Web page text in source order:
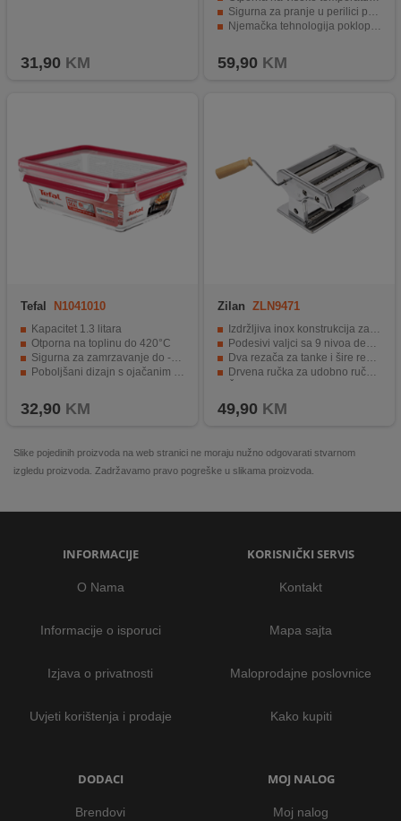
31,90 KM
Sigurna za pranje u perilici posuđa.
Njemačka tehnologija poklopca za zatvaranje.
59,90 KM
Tefal N1041010
Kapacitet 1.3 litara
Otporna na toplinu do 420°C
Sigurna za zamrzavanje do -40°C
Poboljšani dizajn s ojačanim rubom
32,90 KM
Zilan ZLN9471
Izdržljiva inox konstrukcija za dugotrajnu upotrebu
Podesivi valjci sa 9 nivoa debljine tijesta
Dva rezača za tanke i šire rezance
Drvena ručka za udobno ručno upravljanje
49,90 KM
Slike pojedinih proizvoda na web stranici ne moraju nužno odgovarati stvarnom
izgledu proizvoda. Zadržavamo pravo pogreške u slikama proizvoda.
INFORMACIJE
O Nama
Informacije o isporuci
Izjava o privatnosti
Uvjeti korištenja i prodaje
KORISNIČKI SERVIS
Kontakt
Mapa sajta
Maloprodajne poslovnice
Kako kupiti
DODACI
Brendovi
MOJ NALOG
Moj nalog